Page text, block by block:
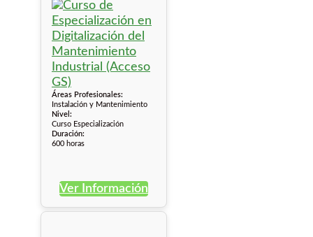
Áreas Profesionales:
Instalación y Mantenimiento
Nivel:
Curso Especialización
Duración:
600 horas
Ver Información